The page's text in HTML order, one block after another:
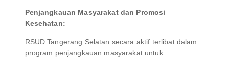
Penjangkauan Masyarakat dan Promosi
Kesehatan:
RSUD Tangerang Selatan secara aktif terlibat dalam
program penjangkauan masyarakat untuk